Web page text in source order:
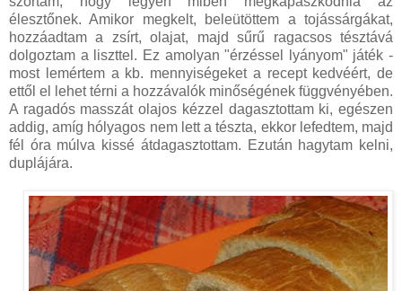
élesztőnek. Amikor megkelt, beleütöttem a tojássárgákat,
hozzáadtam a zsírt, olajat, majd sűrű ragacsos tésztává
dolgoztam a liszttel. Ez amolyan "érzéssel lyányom" játék -
most lemértem a kb. mennyiségeket a recept kedvéért, de
ettől el lehet térni a hozzávalók minőségének függvényében.
A ragadós masszát olajos kézzel dagasztottam ki, egészen
addig, amíg hólyagos nem lett a tészta, ekkor lefedtem, majd
fél óra múlva kissé átdagasztottam. Ezután hagytam kelni,
duplájára.